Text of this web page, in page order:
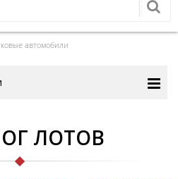
автомобили
ЛОТОВ